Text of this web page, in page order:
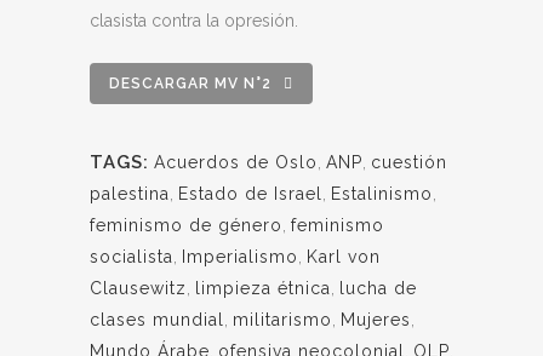
clasista contra la opresión.
DESCARGAR MV N°2
TAGS: Acuerdos de Oslo ANP cuestión
palestina
Estado de Israel Estalinismo
feminismo de género feminismo
socialista
Imperialismo
Karl von
Clausewitz
limpieza étnica
lucha de
clases mundial
militarismo Mujeres
Mundo Árabe ofensiva neocolonial OLP